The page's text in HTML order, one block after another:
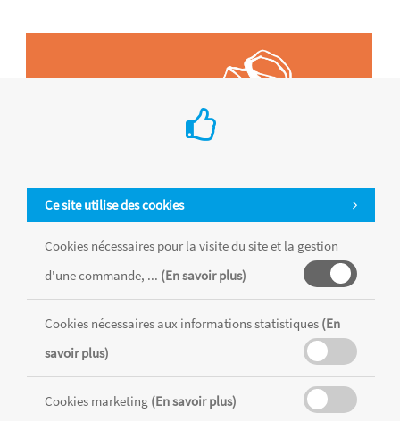
Ce site utilise des cookies
Cookies nécessaires pour la visite du site et la gestion
d'une commande, ... (En savoir plus)
Cookies nécessaires aux informations statistiques (En
savoir plus)
Cookies marketing (En savoir plus)
Tous les produits sont vendus dans la limite des stocks disponibles de
chaque magasin, toutes taxes comprises.
MENTIONS LÉGALES CONDITIONS GÉNÉRALES